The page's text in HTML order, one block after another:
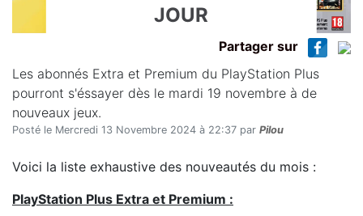
JOUR
Partager sur
Les abonnés Extra et Premium du PlayStation Plus
pourront s'éssayer dès le mardi 19 novembre à de
nouveaux jeux.
Posté le Mercredi 13 Novembre 2024 à 22:37 par Pilou
Voici la liste exhaustive des nouveautés du mois :
PlayStation Plus Extra et Premium :